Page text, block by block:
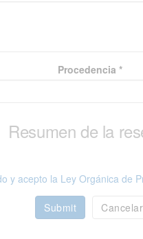
Procedencia *
Resumen de la
y acepto la Ley Orgánica de
Submit Cancelar